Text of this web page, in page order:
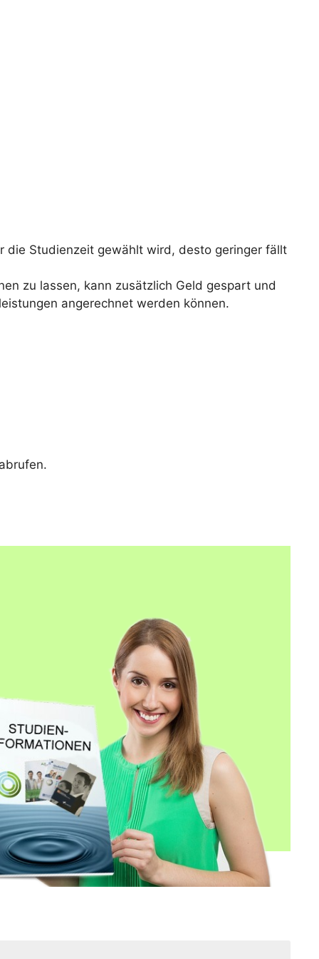
die Studienzeit gewählt wird, desto geringer fällt
zu lassen, kann zusätzlich Geld gespart und
angerechnet werden können.